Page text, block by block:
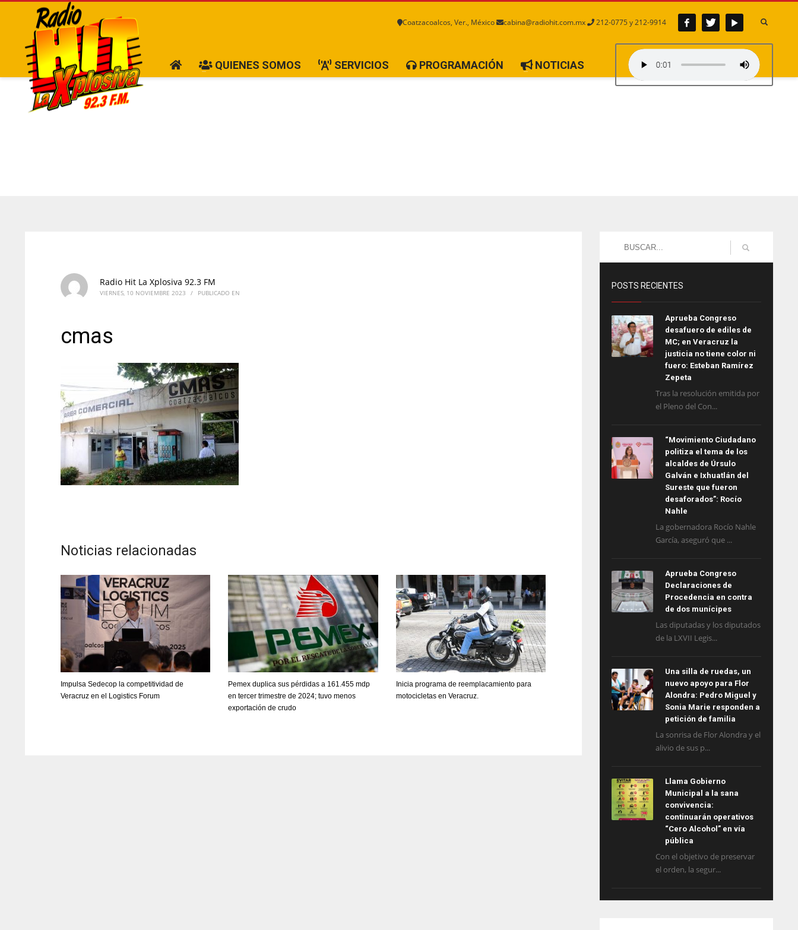
Coatzacoalcos, Ver., México cabina@radiohit.com.mx 212-0775 y 212-9914
QUIENES SOMOS SERVICIOS PROGRAMACIÓN NOTICIAS
Radio Hit La Xplosiva 92.3 FM
VIERNES, 10 NOVIEMBRE 2023 / PUBLICADO EN
cmas
Noticias relacionadas
Impulsa Sedecop la competitividad de
Veracruz en el Logistics Forum
Pemex duplica sus pérdidas a 161.455 mdp
en tercer trimestre de 2024; tuvo menos
exportación de crudo
Inicia programa de reemplacamiento para
motocicletas en Veracruz.
POSTS RECIENTES
Aprueba Congreso
desafuero de ediles de
MC; en Veracruz la
justicia no tiene color ni
fuero: Esteban Ramírez
Zepeta
Tras la resolución emitida por
el Pleno del Con...
“Movimiento Ciudadano
politiza el tema de los
alcaldes de Úrsulo
Galván e Ixhuatlán del
Sureste que fueron
desaforados”: Rocío
Nahle
La gobernadora Rocío Nahle
García, aseguró que ...
Aprueba Congreso
Declaraciones de
Procedencia en contra
de dos munícipes
Las diputadas y los diputados
de la LXVII Legis...
Una silla de ruedas, un
nuevo apoyo para Flor
Alondra: Pedro Miguel y
Sonia Marie responden a
petición de familia
La sonrisa de Flor Alondra y el
alivio de sus p...
Llama Gobierno
Municipal a la sana
convivencia:
continuarán operativos
“Cero Alcohol” en vía
pública
Con el objetivo de preservar
el orden, la segur...